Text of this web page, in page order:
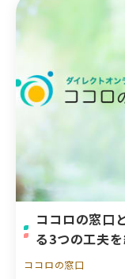
ココロの窓口
る3つの工夫
ココロの窓口